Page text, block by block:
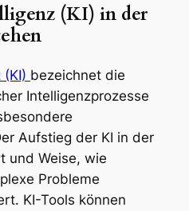
(KI) in der
(KI) bezeichnet die
Intelligenzprozesse
Aufstieg der KI in der
und Weise, wie
Probleme
KI-Tools können